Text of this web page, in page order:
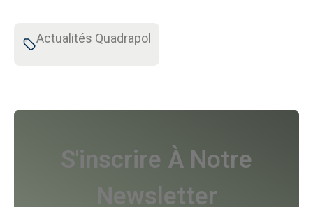
Actualités Quadrapol
S'inscrire À Notre
Newsletter